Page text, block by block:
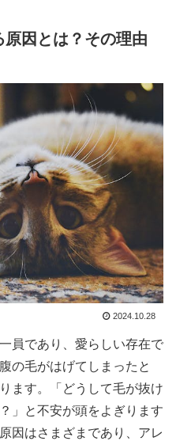
因とは？その理由
2024.10.28
員であり、愛らしい存在で
の毛がはげてしまったと
ます。「どうして毛が抜け
」と不安が頭をよぎります
因はさまざまであり、アレ